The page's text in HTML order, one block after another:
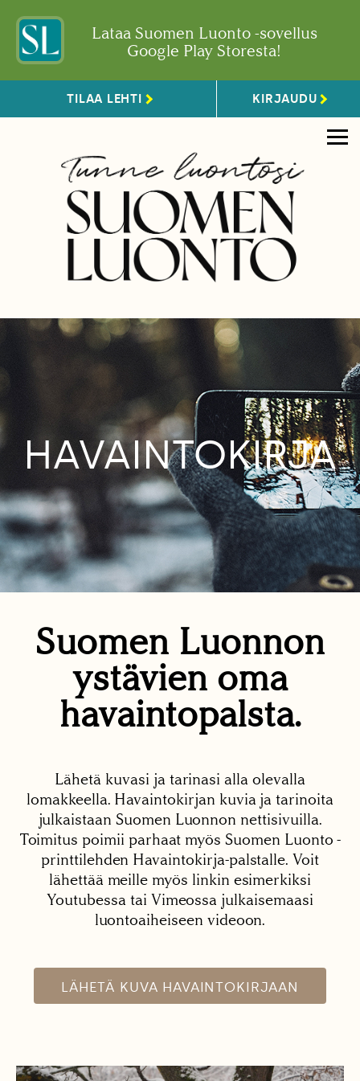
Lataa Suomen Luonto -sovellus
Google Play Storesta!
TILAA LEHTI KIRJAUDU
HAVAINTOKIRJA
Suomen Luonnon
ystävien oma
havaintopalsta.
Lähetä kuvasi ja tarinasi alla olevalla
lomakkeella. Havaintokirjan kuvia ja tarinoita
julkaistaan Suomen Luonnon nettisivuilla.
Toimitus poimii parhaat myös Suomen Luonto -
printtilehden Havaintokirja-palstalle. Voit
lähettää meille myös linkin esimerkiksi
Youtubessa tai Vimeossa julkaisemaasi
luontoaiheiseen videoon.
LÄHETÄ KUVA HAVAINTOKIRJAAN